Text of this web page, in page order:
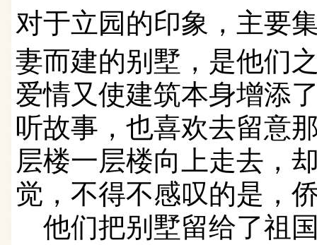
对于立园的印象，主要
妻而建的别墅，是他们
爱情又使建筑本身增添
听故事，也喜欢去留意
层楼一层楼向上走去，
觉， 不得不感叹的是，
他们把别墅留给了祖